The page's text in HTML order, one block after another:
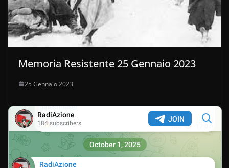
Memoria Resistente 25 Gennaio 2023
25 Gennaio 2023